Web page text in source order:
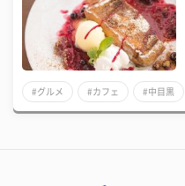
#グルメ #カフェ #中目黒